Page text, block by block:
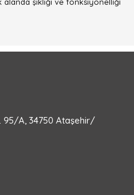
95/A, 34750 Ataşehir/